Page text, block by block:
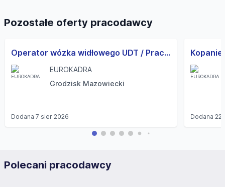
Pozostałe oferty pracodawcy
Operator wózka widłowego UDT / Pracownik magazynowy z UDT (k/m) - Grodzisk Mazowiecki
EUROKADRA
Grodzisk Mazowiecki
Dodana 7 sier 2026 Dodana22
Polecani pracodawcy